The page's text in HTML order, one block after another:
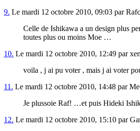
9. Le mardi 12 octobre 2010, 09:03 par
Celle de Ishikawa a un design plus
toutes plus ou moins Moe …
10. Le mardi 12 octobre 2010, 12:49 par
voila , j ai pu voter , mais j ai voter
11. Le mardi 12 octobre 2010, 14:48 par
Je plussoie Raf! …et puis Hideki
12. Le mardi 12 octobre 2010, 15:10 par